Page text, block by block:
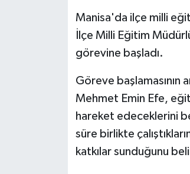
Manisa'da ilçe milli
İlçe Milli Eğitim
görevine başladı.
Göreve başlamasının
Mehmet Emin Efe,
hareket edeceklerini
süre birlikte
katkılar sunduğunu